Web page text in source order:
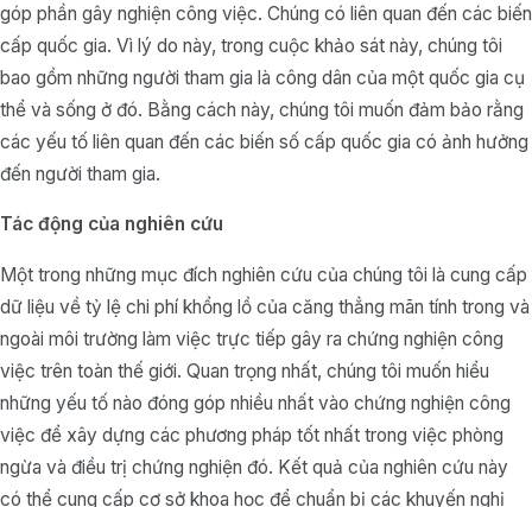
góp phần gây nghiện công việc. Chúng có liên quan đến các biến
cấp quốc gia. Vì lý do này, trong cuộc khảo sát này, chúng tôi
bao gồm những người tham gia là công dân của một quốc gia cụ
thể và sống ở đó. Bằng cách này, chúng tôi muốn đảm bảo rằng
các yếu tố liên quan đến các biến số cấp quốc gia có ảnh hưởng
đến người tham gia.
Tác động của nghiên cứu
Một trong những mục đích nghiên cứu của chúng tôi là cung cấp
dữ liệu về tỷ lệ chi phí khổng lồ của căng thẳng mãn tính trong và
ngoài môi trường làm việc trực tiếp gây ra chứng nghiện công
việc trên toàn thế giới. Quan trọng nhất, chúng tôi muốn hiểu
những yếu tố nào đóng góp nhiều nhất vào chứng nghiện công
việc để xây dựng các phương pháp tốt nhất trong việc phòng
ngừa và điều trị chứng nghiện đó. Kết quả của nghiên cứu này
có thể cung cấp cơ sở khoa học để chuẩn bị các khuyến nghị